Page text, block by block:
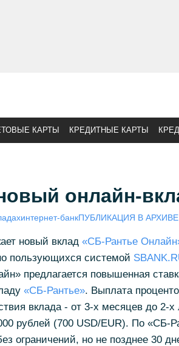
КАРТЫ КРЕДИТНЫЕ КАРТЫ
онлайн-
интернет-банкПУБЛИКАЦИЯ В АРХИВЕ
новый вклад «СБ-Рантье
пользующихся системой
предлагается повышенная
«СБ-Рантье». Выплата
вклада - от 3-х месяцев до 2-х
рублей (700 USD/EUR). По «СБ-
ограничений, но не позднее 30